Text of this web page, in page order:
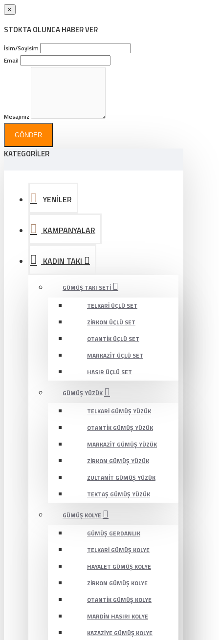
×
STOKTA OLUNCA HABER VER
İsim/Soyisim
Email
Mesajınız
GÖNDER
KATEGORİLER
YENİLER
KAMPANYALAR
KADIN TAKI
GÜMÜŞ TAKI SETI
TELKARI ÜÇLÜ SET
ZIRKON ÜÇLÜ SET
OTANTIK ÜÇLÜ SET
MARKAZIT ÜÇLÜ SET
HASIR ÜÇLÜ SET
GÜMÜŞ YÜZÜK
TELKARI GÜMÜŞ YÜZÜK
OTANTIK GÜMÜŞ YÜZÜK
MARKAZIT GÜMÜŞ YÜZÜK
ZIRKON GÜMÜŞ YÜZÜK
ZULTANIT GÜMÜŞ YÜZÜK
TEKTAŞ GÜMÜŞ YÜZÜK
GÜMÜŞ KOLYE
GÜMÜŞ GERDANLIK
TELKARI GÜMÜŞ KOLYE
HAYALET GÜMÜŞ KOLYE
ZIRKON GÜMÜŞ KOLYE
OTANTIK GÜMÜŞ KOLYE
MARDIN HASIRI KOLYE
KAZAZIYE GÜMÜŞ KOLYE